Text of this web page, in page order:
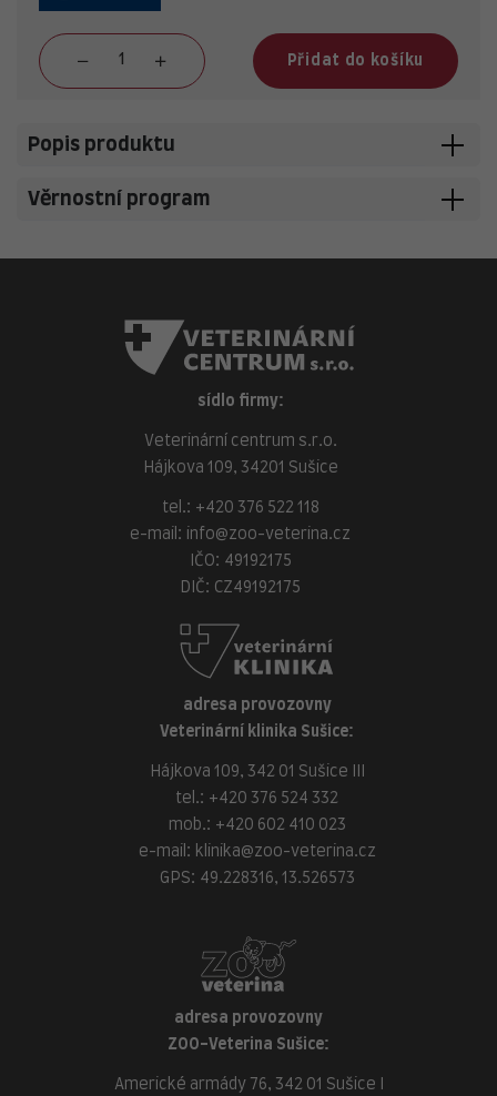
Přidat do košíku
Popis produktu
Věrnostní program
sídlo firmy:
Veterinární centrum s.r.o.
Hájkova 109, 34201 Sušice
tel.: +420 376 522 118
e-mail:
info@zoo-veterina.cz
IČO: 49192175
DIČ: CZ49192175
adresa provozovny
Veterinární klinika Sušice:
Hájkova 109, 342 01 Sušice III
tel.: +420 376 524 332
mob.: +420 602 410 023
e-mail: klinika@zoo-veterina.cz
GPS: 49.228316, 13.526573
adresa provozovny
ZOO-Veterina Sušice:
Americké armády 76, 342 01 Sušice I